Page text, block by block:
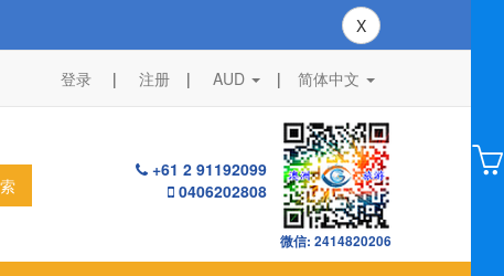
X
登录 注册 AUD | 简体中文
+61 2 91192099
0406202808
微信: 2414820206